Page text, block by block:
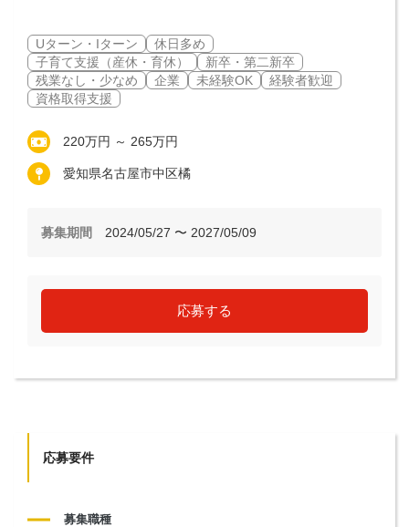
Uターン・Iターン
休日多め
子育て支援（産休・育休）
新卒・第二新卒
残業なし・少なめ
企業 未経験OK
経験者歓迎
資格取得支援
220万円 ～ 265万円
愛知県名古屋市中区橘
募集期間 2024/05/27 〜 2027/05/09
応募する
応募要件
募集職種